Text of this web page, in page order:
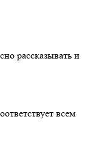
рассказывать и
всем